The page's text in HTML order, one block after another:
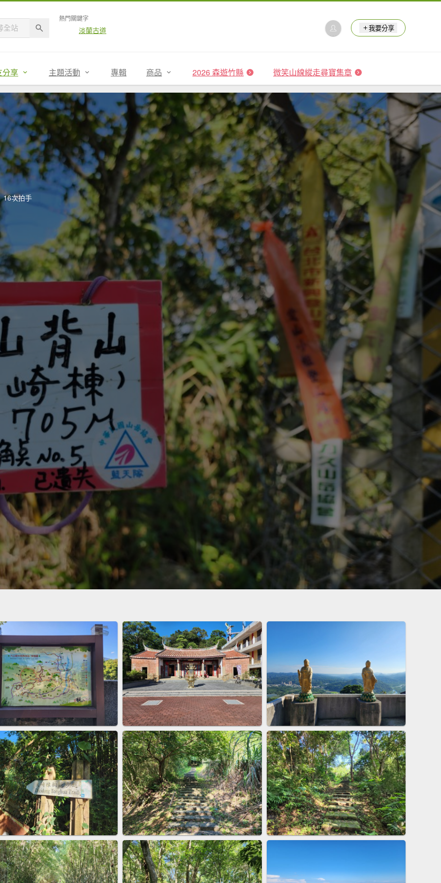
熱門關鍵字
淡蘭古道 我要分享
分享 主題活動 專輯 商品 2026 森遊竹縣 微笑山線縱走尋寶集章
16次拍手